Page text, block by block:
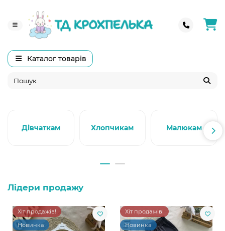
Каталог товарів
Дівчаткам Хлопчикам Малюкам
Лідери продажу
Хіт продажів!
Новинка
Хіт продажів!
Новинка